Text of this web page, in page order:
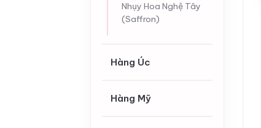
Nhụy Hoa Nghệ Tây
(Saffron)
Hàng Úc
Hàng Mỹ